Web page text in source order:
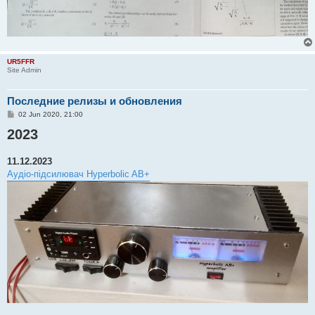
UR5FFR
Site Admin
Последние релизы и обновления
P
s
t
02 Jun 2020, 21:00
2023
11.12.2023
Аудіо-підсилювач Hyperbolic AB+